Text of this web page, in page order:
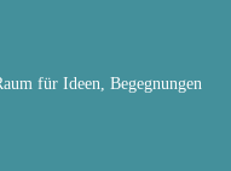
für Ideen, Begegnungen